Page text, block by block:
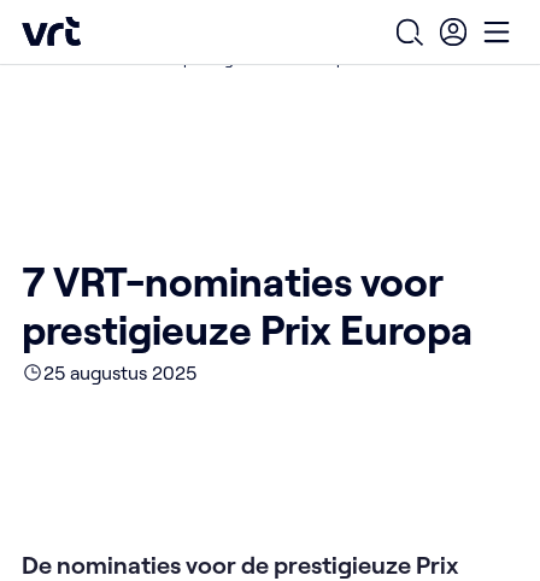
Ga naar de hoofdinhoud
VRT (home)
Open
Home /
7 VRT-nominaties voor
prestigieuze Prix Europa
25 augustus 2025
De nominaties voor de prestigieuze Prix